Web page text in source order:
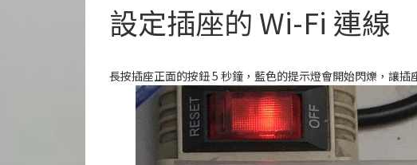
設定插座的 Wi-Fi 連線
長按插座正面的按鈕 5 秒鐘，藍色的提示燈會開始閃爍，讓插